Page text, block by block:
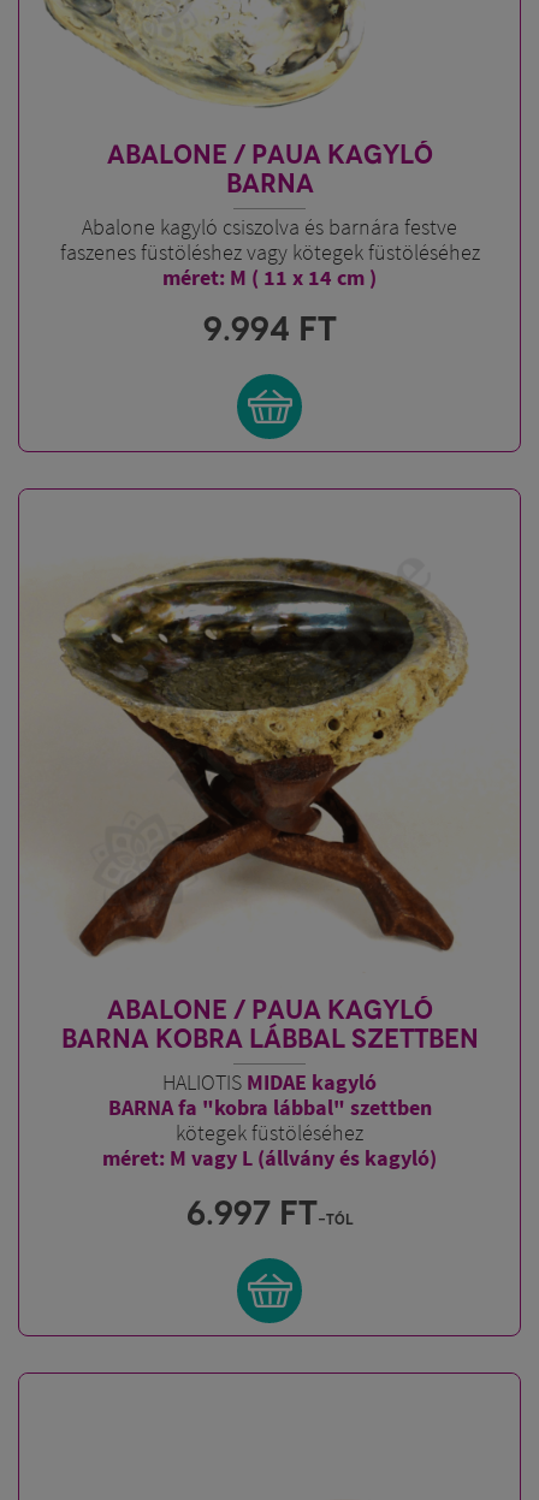
ABALONE / PAUA KAGYLÓ
BARNA
Abalone kagyló csiszolva és barnára festve
faszenes füstöléshez vagy kötegek füstöléséhez
méret: M ( 11 x 14 cm )
9.994 FT
ABALONE / PAUA KAGYLÓ
BARNA KOBRA LÁBBAL SZETTBEN
HALIOTIS MIDAE kagyló
BARNA fa "kobra lábbal" szettben
kötegek füstöléséhez
méret: M vagy L (állvány és kagyló)
6.997 FT-tól